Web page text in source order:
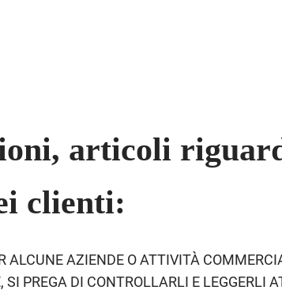
articoli
clienti:
ALCUNE AZIENDE O ATTIVITÀ
SI PREGA DI CONTROLLARLI E LEGGERLI